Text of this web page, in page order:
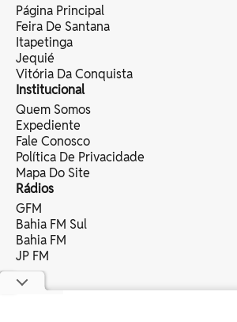
Página Principal
Feira De Santana
Itapetinga
Jequié
Vitória Da Conquista
Institucional
Quem Somos
Expediente
Fale Conosco
Política De Privacidade
Mapa Do Site
Rádios
GFM
Bahia FM Sul
Bahia FM
JP FM